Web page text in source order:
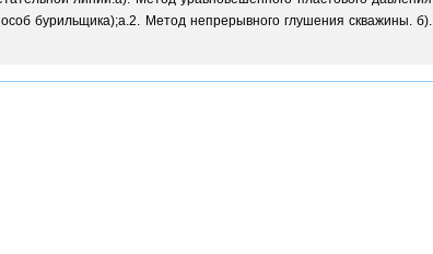
бурильщика);а.2. Метод непрерывного глушения скважины. б).